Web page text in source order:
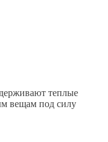
теплые
вещам под силу